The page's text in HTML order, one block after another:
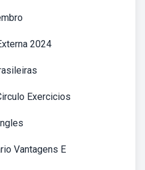
2024
Exercicios
Vantagens E